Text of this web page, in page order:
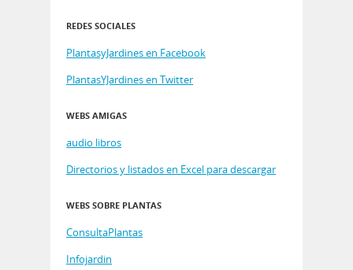
REDES SOCIALES
PlantasyJardines en Facebook
PlantasYJardines en Twitter
WEBS AMIGAS
audio libros
Directorios y listados en Excel para descargar
WEBS SOBRE PLANTAS
ConsultaPlantas
Infojardin